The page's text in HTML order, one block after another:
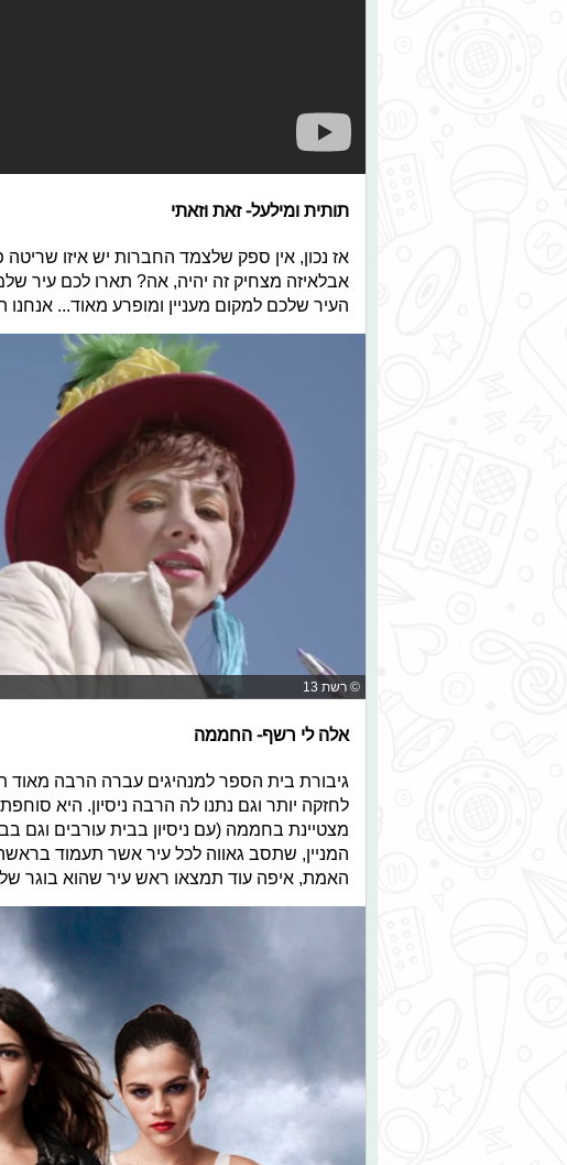
תותית ומילעל- זאת וזאתי
אז נכון, אין ספק שלצמד החברות יש איזו שריטה
אבלאיזה מצחיק זה יהיה, אה? תארו לכם עיר
העיר שלכם למקום מעניין ומופרע מאוד... אנחנו
© רשת 13
אלה לי רשף- החממה
גיבורת בית הספר למנהיגים עברה הרבה מאוד
לחזקה יותר וגם נתנו לה הרבה ניסיון. היא
מצטיינת בחממה (עם ניסיון בבית עורבים וגם
המניין, שתסב גאווה לכל עיר אשר תעמוד
האמת, איפה עוד תמצאו ראש עיר שהוא בוגר